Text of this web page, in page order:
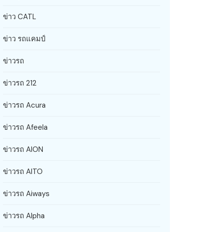
ข่าว CATL
ข่าว รถแคมป์
ข่าวรถ
ข่าวรถ 212
ข่าวรถ Acura
ข่าวรถ Afeela
ข่าวรถ AION
ข่าวรถ AITO
ข่าวรถ Aiways
ข่าวรถ Alpha